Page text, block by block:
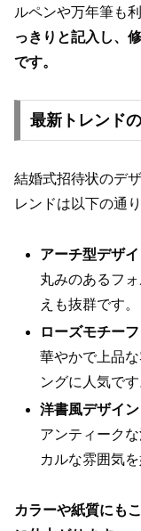
ルペンや万年筆も
っきりと記入し、
です。
最新トレンド
結婚式招待状のデ
レンドは以下の通り
アーチ型デザ
丸みのあるフ
えも抜群です。
ローズモチーフ
華やかで上品
ングに人気です
洋書風デザイン
アンティーク
カルな雰囲気
カラーや紙質にも